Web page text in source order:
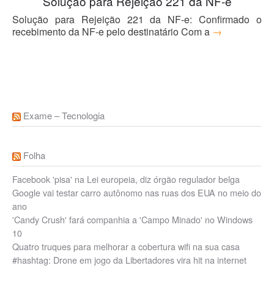
Solução para Rejeição 221 da NF-e: Confirmado o
recebimento da NF-e pelo destinatário Com a →
Exame – Tecnologia
Folha
Facebook 'pisa' na Lei europeia, diz órgão regulador belga
Google vai testar carro autônomo nas ruas dos EUA no meio do
ano
'Candy Crush' fará companhia a 'Campo Minado' no Windows
10
Quatro truques para melhorar a cobertura wifi na sua casa
#hashtag: Drone em jogo da Libertadores vira hit na internet